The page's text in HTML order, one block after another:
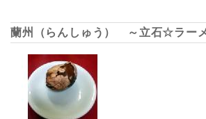
蘭州（らんしゅう） ～立石☆ラー